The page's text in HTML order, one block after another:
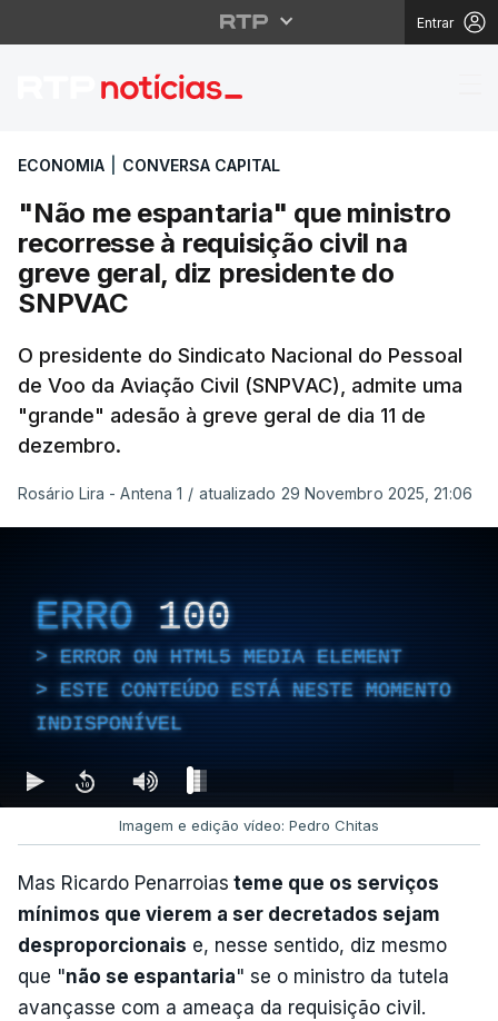
Entrar
"Não me espantaria"
ECONOMIA CONVERSA CAPITAL
"Não me espantaria" que ministro
recorresse à requisição civil na
greve geral, diz presidente do
SNPVAC
O presidente do Sindicato Nacional do Pessoal
de Voo da Aviação Civil (SNPVAC), admite uma
"grande" adesão à greve geral de dia 11 de
dezembro.
Rosário Lira - Antena 1 / atualizado 29 Novembro 2025, 21:06
ERRO 100
ERROR ON HTML5 MEDIA ELEMENT
ESTE CONTEÚDO ESTÁ NESTE MOMENTO
INDISPONÍVEL
Imagem e edição vídeo: Pedro Chitas
Mas Ricardo Penarroias teme que os serviços
mínimos que vierem a ser decretados sejam
desproporcionais e, nesse sentido, diz mesmo
que "não se espantaria" se o ministro da tutela
avançasse com a ameaça da requisição civil.